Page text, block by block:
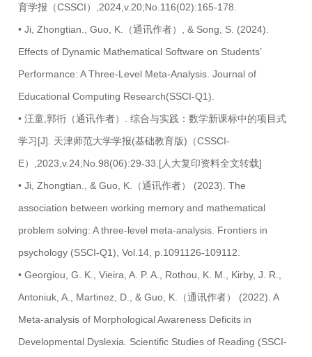
育学报（CSSCI）,2024,v.20;No.116(02):165-178.
• Ji, Zhongtian., Guo, K.（通讯作者）, & Song, S. (2024).
Effects of Dynamic Mathematical Software on Students’
Performance: A Three-Level Meta-Analysis. Journal of
Educational Computing Research(SSCI-Q1).
• 汪童,郭衎（通讯作者）. 综合与实践：数学新课标中的项目式
学习[J]. 天津师范大学学报(基础教育版)（CSSCI-
E）,2023,v.24;No.98(06):29-33.[人大复印资料全文转载]
• Ji, Zhongtian., & Guo, K.（通讯作者） (2023). The
association between working memory and mathematical
problem solving: A three-level meta-analysis. Frontiers in
psychology (SSCI-Q1), Vol.14, p.1091126-109112.
• Georgiou, G. K., Vieira, A. P. A., Rothou, K. M., Kirby, J. R.,
Antoniuk, A., Martinez, D., & Guo, K.（通讯作者） (2022). A
Meta-analysis of Morphological Awareness Deficits in
Developmental Dyslexia. Scientific Studies of Reading (SSCI-